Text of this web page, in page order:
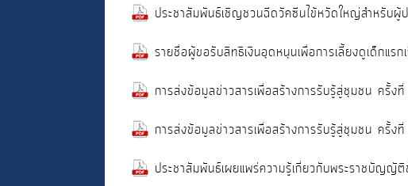
ประชาสัมพันธ์เชิญชวนฉีดวัคซีนไข้หวัดใหญ่สำหรับ
รายชื่อผู้ขอรับสิทธิเงินอุดหนุนเพื่อการเลี้ยงดูเด็กแร
การส่งข้อมูลข่าวสารเพื่อสร้างการรับรู้สู่ชุมชน ค
การส่งข้อมูลข่าวสารเพื่อสร้างการรับรู้สู่ชุมชน ค
ประชาสัมพันธ์เผยแพร่ความรู้เกี่ยวกับพระราชบัญ